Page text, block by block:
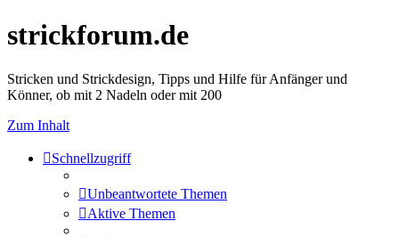
strickforum.de
Stricken und Strickdesign, Tipps und Hilfe für Anfänger und
Könner, ob mit 2 Nadeln oder mit 200
Zum Inhalt
Schnellzugriff
Unbeantwortete Themen
Aktive Themen